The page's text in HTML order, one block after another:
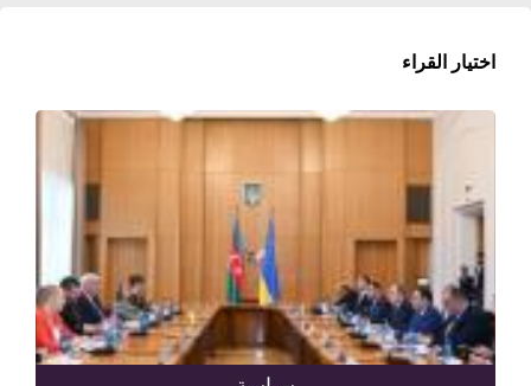
اختيار القراء